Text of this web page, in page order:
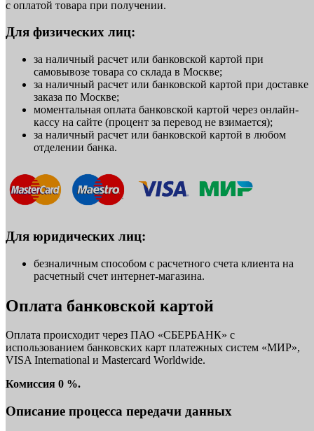
с оплатой товара при получении.
Для физических лиц:
за наличный расчет или банковской картой при
самовывозе товара со склада в Москве;
за наличный расчет или банковской картой при доставке
заказа по Москве;
моментальная оплата банковской картой через онлайн-
кассу на сайте (процент за перевод не взимается);
за наличный расчет или банковской картой в любом
отделении банка.
Для юридических лиц:
безналичным способом с расчетного счета клиента на
расчетный счет интернет-магазина.
Оплата банковской картой
Оплата происходит через ПАО «СБЕРБАНК» с
использованием банковских карт платежных систем «МИР»,
VISA International и Mastercard Worldwide.
Комиссия 0 %.
Описание процесса передачи данных